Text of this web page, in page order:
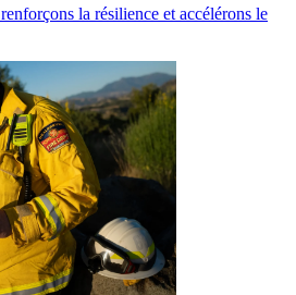
la résilience et accélérons le